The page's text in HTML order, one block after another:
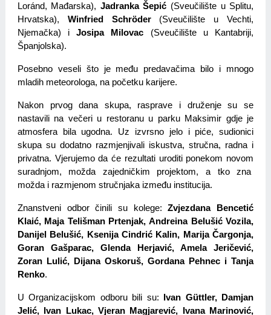
Loránd, Mađarska), Jadranka Šepić (Sveučilište u Splitu,
Hrvatska), Winfried Schröder (Sveučilište u Vechti,
Njemačka) i Josipa Milovac (Sveučilište u Kantabriji,
Španjolska).
Posebno veseli što je među predavačima bilo i mnogo
mladih meteorologa, na početku karijere.
Nakon prvog dana skupa, rasprave i druženje su se
nastavili na večeri u restoranu u parku Maksimir gdje je
atmosfera bila ugodna. Uz izvrsno jelo i piće, sudionici
skupa su dodatno razmjenjivali iskustva, stručna, radna i
privatna. Vjerujemo da će rezultati uroditi ponekom novom
suradnjom, možda zajedničkim projektom, a tko zna
možda i razmjenom stručnjaka između institucija.
Znanstveni odbor činili su kolege: Zvjezdana Bencetić
Klaić, Maja Telišman Prtenjak, Andreina Belušić Vozila,
Danijel Belušić, Ksenija Cindrić Kalin, Marija Čargonja,
Goran Gašparac, Glenda Herjavić, Amela Jeričević,
Zoran Lulić, Dijana Oskoruš, Gordana Pehnec i Tanja
Renko.
U Organizacijskom odboru bili su: Ivan Güttler, Damjan
Jelić, Ivan Lukac, Vjeran Magjarević, Ivana Marinović,